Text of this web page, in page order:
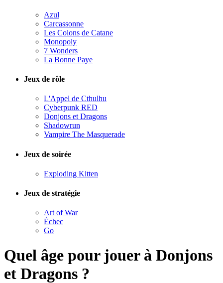
Azul
Carcassonne
Les Colons de Catane
Monopoly
7 Wonders
La Bonne Paye
Jeux de rôle
L'Appel de Cthulhu
Cyberpunk RED
Donjons et Dragons
Shadowrun
Vampire The Masquerade
Jeux de soirée
Exploding Kitten
Jeux de stratégie
Art of War
Échec
Go
Quel âge pour jouer à Donjons
et Dragons ?